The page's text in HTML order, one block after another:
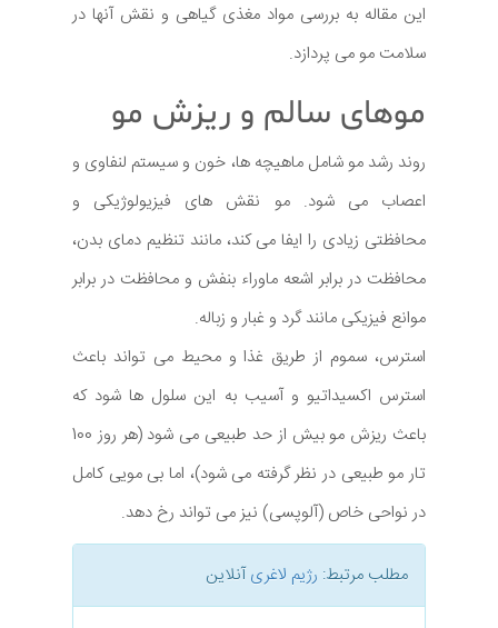
این مقاله به بررسی مواد مغذی گیاهی و نقش آنها در
سلامت مو می پردازد.
موهای سالم و ریزش مو
روند رشد مو شامل ماهیچه ها، خون و سیستم لنفاوی و
اعصاب می شود. مو نقش های فیزیولوژیکی و
محافظتی زیادی را ایفا می کند، مانند تنظیم دمای بدن،
محافظت در برابر اشعه ماوراء بنفش و محافظت در برابر
موانع فیزیکی مانند گرد و غبار و زباله.
استرس، سموم از طریق غذا و محیط می تواند باعث
استرس اکسیداتیو و آسیب به این سلول ها شود که
باعث ریزش مو بیش از حد طبیعی می شود (هر روز 100
تار مو طبیعی در نظر گرفته می شود)، اما بی مویی کامل
در نواحی خاص (آلوپسی) نیز می تواند رخ دهد.
مطلب مرتبط: رژیم لاغریآنلاین